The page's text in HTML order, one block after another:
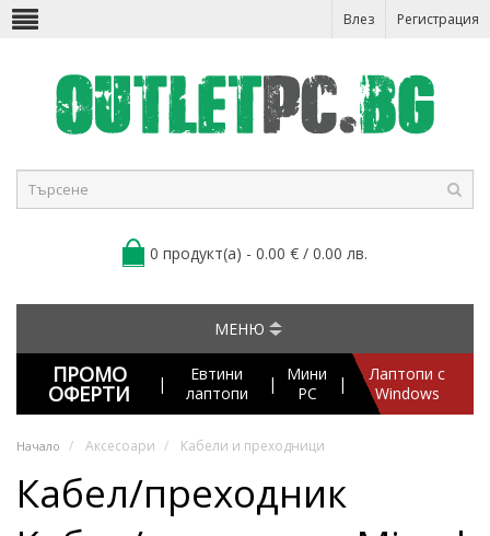
Влез Регистрация
0 продукт(а) - 0.00 € / 0.00 лв.
МЕНЮ
ПРОМО
ОФЕРТИ |
Евтини
лаптопи
|
Мини
PC
|
Лаптопи с
Windows
Начало Аксесоари Кабели и преходници
Кабел/преходник